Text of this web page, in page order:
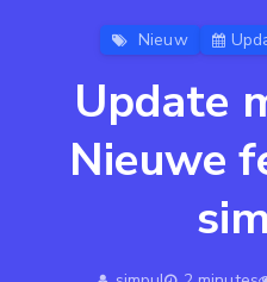
Nieuw
Update
Nieuwe